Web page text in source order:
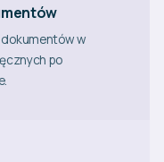
w
po